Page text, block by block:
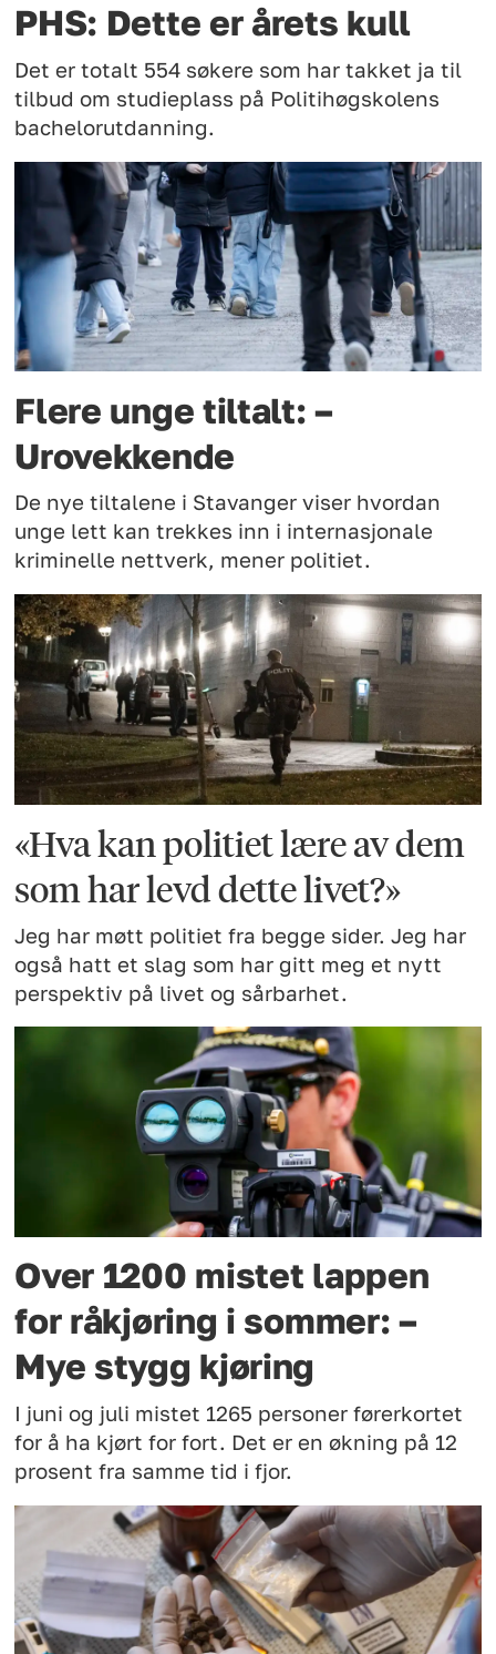
PHS: Dette er årets kull
Det er totalt 554 søkere som har takket ja til
tilbud om studieplass på Politihøgskolens
bachelorutdanning.
Flere unge tiltalt: –
Urovekkende
De nye tiltalene i Stavanger viser hvordan
unge lett kan trekkes inn i internasjonale
kriminelle nettverk, mener politiet.
«Hva kan politiet lære av dem
som har levd dette livet?»
Jeg har møtt politiet fra begge sider. Jeg har
også hatt et slag som har gitt meg et nytt
perspektiv på livet og sårbarhet.
Over 1200 mistet lappen
for råkjøring i sommer: –
Mye stygg kjøring
I juni og juli mistet 1265 personer førerkortet
for å ha kjørt for fort. Det er en økning på 12
prosent fra samme tid i fjor.